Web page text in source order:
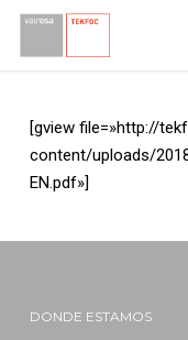
Skip
[gview file=»http://
content/uploads/
EN.pdf»]
DONDE ESTAMOS